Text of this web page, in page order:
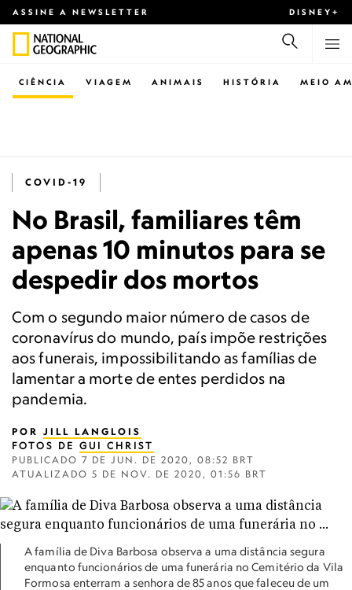
ASSINE A NEWSLETTER DISNEY+
CIÊNCIA VIAGEM ANIMAIS HISTÓRIA MEIO
COVID-19
No Brasil, familiares têm
apenas 10 minutos para se
despedir dos mortos
Com o segundo maior número de casos de
coronavírus do mundo, país impõe restrições
aos funerais, impossibilitando as famílias de
lamentar a morte de entes perdidos na
pandemia.
POR JILL LANGLOIS
FOTOS DE GUI CHRIST
PUBLICADO 7 DE JUN. DE 2020, 08:52 BRT
ATUALIZADO 5 DE NOV. DE 2020, 01:56 BRT
A família de Diva Barbosa observa a uma distância segura
enquanto funcionários de uma funerária no Cemitério da Vila
Formosa enterram a senhora de 85 anos que faleceu de um